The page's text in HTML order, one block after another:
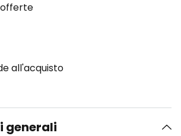
all'acquisto
generali